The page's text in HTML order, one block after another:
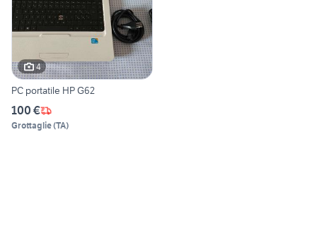
4
PC portatile HP G62
100 €
Grottaglie(TA)